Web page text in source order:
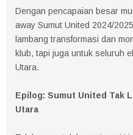
Dengan pencapaian besar
away Sumut United 2024/
lambang transformasi dan
klub, tapi juga untuk seluruh
Utara.
Epilog: Sumut United Tak
Utara